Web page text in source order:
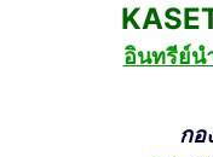
อินทรีย์น
กองทัพบก